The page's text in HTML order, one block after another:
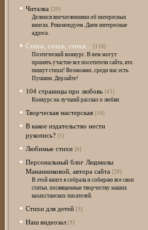
Читалка [20]
Делимся впечатлениями об интересных
книгах. Рекомендуем. Даем интересные
адреса.
Стихи, стихи, стихи... [134]
Поэтический конкурс. В нем могут
принять участие все посетители сайта, кто
пишут стихи! Возможно, среди нас есть
Пушкин. Дерзайте!
104 страницы про любовь [43]
Конкурс на лучший рассказ о любви
Творческая мастерская [14]
В какое издательство нести
рукопись? [1]
Любимые стихи [8]
Персональный блог Людмилы
Мананниковой, автора сайта [20]
В этой книге я собрала и собираю все свои
статьи, посвященные творчеству наших
казахстанских писателей.
Стихи для детей [3]
Наш видеозал [5]